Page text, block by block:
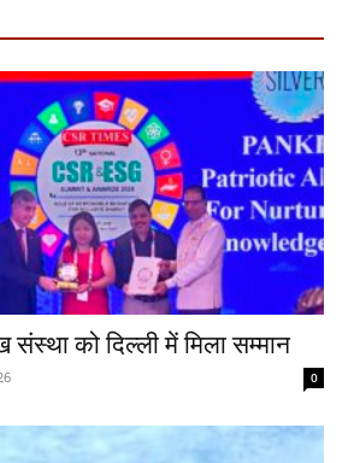
संस्था को दिल्ली में मिला सम्मान
0